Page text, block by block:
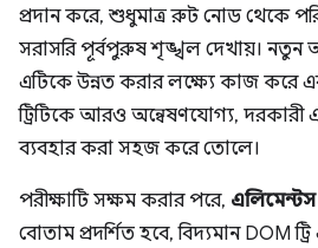
প্রদান করে, শুধুমাত্র রুট নোড থেকে
সরাসরি পূর্বপুরুষ শৃঙ্খল দেখায়। নতুন
এটিকে উন্নত করার লক্ষ্যে কাজ করে
ট্রিটিকে আরও অন্বেষণযোগ্য, দরকারী
ব্যবহার করা সহজ করে তোলে।
পরীক্ষাটি সক্ষম করার পরে, এলিমেন্টস
বোতাম প্রদর্শিত হবে, বিদ্যমান DOM